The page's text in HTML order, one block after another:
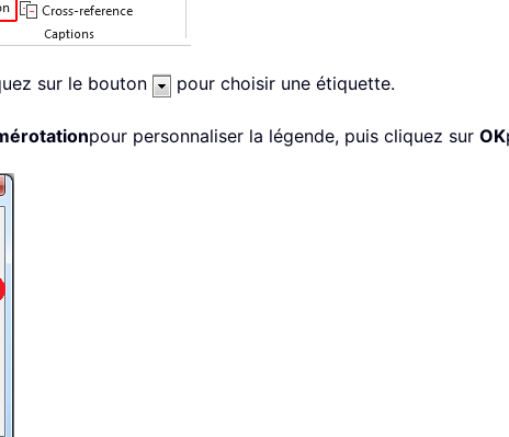
sur le bouton pour choisir une étiquette.
pour personnaliser la légende, puis cliquez sur OK